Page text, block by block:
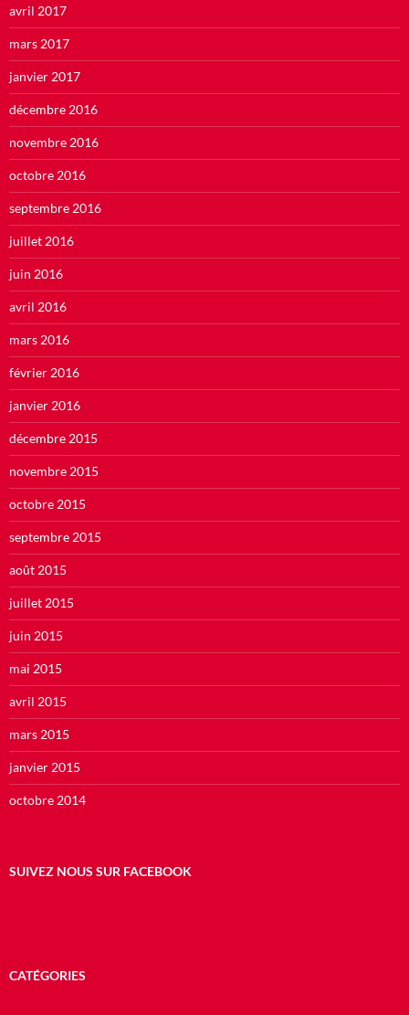
avril 2017
mars 2017
janvier 2017
décembre 2016
novembre 2016
octobre 2016
septembre 2016
juillet 2016
juin 2016
avril 2016
mars 2016
février 2016
janvier 2016
décembre 2015
novembre 2015
octobre 2015
septembre 2015
août 2015
juillet 2015
juin 2015
mai 2015
avril 2015
mars 2015
janvier 2015
octobre 2014
SUIVEZ NOUS SUR FACEBOOK
CATÉGORIES